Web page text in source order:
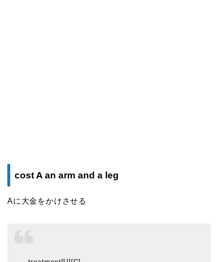
cost A an arm and a leg
Aに大金をかけさせる